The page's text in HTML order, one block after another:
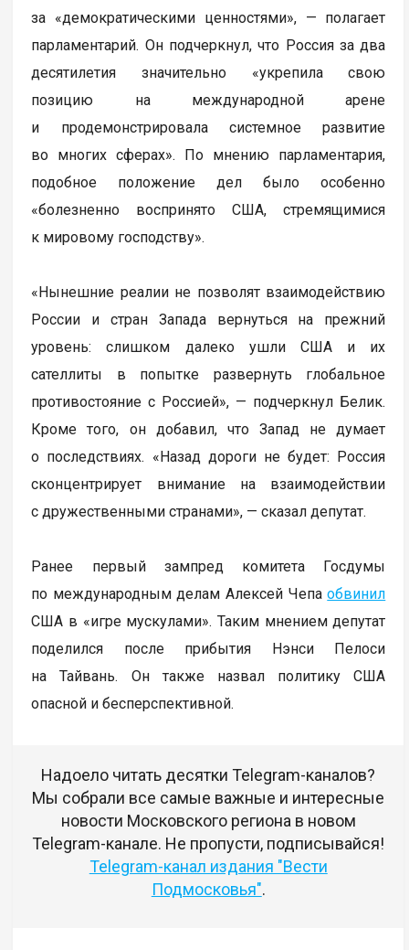
за «демократическими ценностями», — полагает
парламентарий. Он подчеркнул, что Россия за два
десятилетия значительно «укрепила свою
позицию на международной арене
и продемонстрировала системное развитие
во многих сферах». По мнению парламентария,
подобное положение дел было особенно
«болезненно воспринято США, стремящимися
к мировому господству».
«Нынешние реалии не позволят взаимодействию
России и стран Запада вернуться на прежний
уровень: слишком далеко ушли США и их
сателлиты в попытке развернуть глобальное
противостояние с Россией», — подчеркнул Белик.
Кроме того, он добавил, что Запад не думает
о последствиях. «Назад дороги не будет: Россия
сконцентрирует внимание на взаимодействии
с дружественными странами», — сказал депутат.
Ранее первый зампред комитета Госдумы
по международным делам Алексей Чепаобвинил
США в «игре мускулами». Таким мнением депутат
поделился после прибытия Нэнси Пелоси
на Тайвань. Он также назвал политику США
опасной и бесперспективной.
Надоело читать десятки Telegram-каналов?
Мы собрали все самые важные и интересные
новости Московского региона в новом
Telegram-канале. Не пропусти, подписывайся!
Telegram-канал издания "Вести
Подмосковья".